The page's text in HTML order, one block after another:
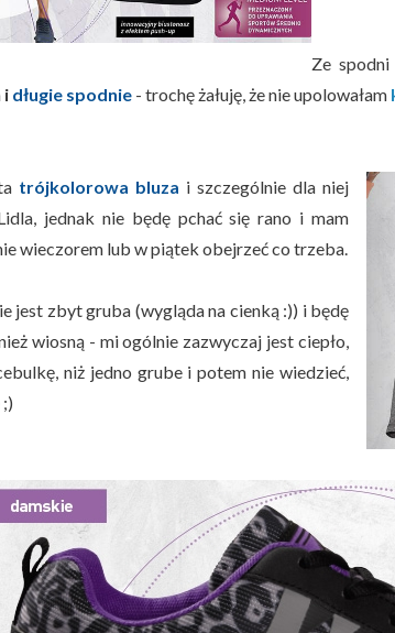
Ze
i długie spodnie- trochę żałuję, że nie upolowałam
trójkolorowa bluza i szczególnie dla niej
jednak nie będę pchać się rano i mam
wieczorem lub w piątek obejrzeć co trzeba.
jest zbyt gruba (wygląda na cienką :)) i będę
wiosną - mi ogólnie zazwyczaj jest ciepło,
niż jedno grube i potem nie wiedzieć,